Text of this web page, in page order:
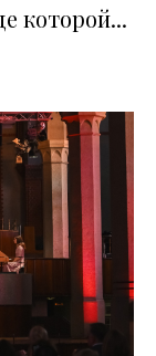
которой...